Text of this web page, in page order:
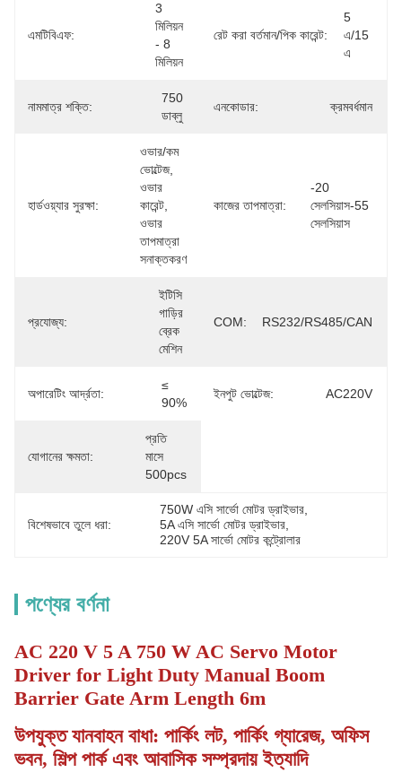
এমটিবিএফ:
3
মিলিয়ন
- 8
মিলিয়ন
রেট করা বর্তমান/পিক কারেন্ট:
5
এ/15
এ
নামমাত্র শক্তি:
750
ডাব্লু
এনকোডার: ক্রমবর্ধমান
হার্ডওয়্যার সুরক্ষা:
ওভার/কম
ভোল্টেজ,
ওভার
কারেন্ট,
ওভার
তাপমাত্রা
সনাক্তকরণ
কাজের তাপমাত্রা:
-20
সেলসিয়াস-55
সেলসিয়াস
প্রযোজ্য:
ইটিসি
গাড়ির
ব্রেক
মেশিন
COM: RS232/RS485/CAN
অপারেটিং আর্দ্রতা:
≤
90%
ইনপুট ভোল্টেজ: AC220V
যোগানের ক্ষমতা:
প্রতি
মাসে
500pcs
বিশেষভাবে তুলে ধরা:
750W এসি সার্ভো মোটর ড্রাইভার
5A এসি সার্ভো মোটর ড্রাইভার
220V 5A সার্ভো মোটর কন্ট্রোলার
পণ্যের বর্ণনা
AC 220 V 5 A 750 W AC Servo Motor
Driver for Light Duty Manual Boom
Barrier Gate Arm Length 6m
উপযুক্ত যানবাহন বাধা: পার্কিং লট, পার্কিং গ্যারেজ, অফিস
ভবন, শিল্প পার্ক এবং আবাসিক সম্প্রদায় ইত্যাদি